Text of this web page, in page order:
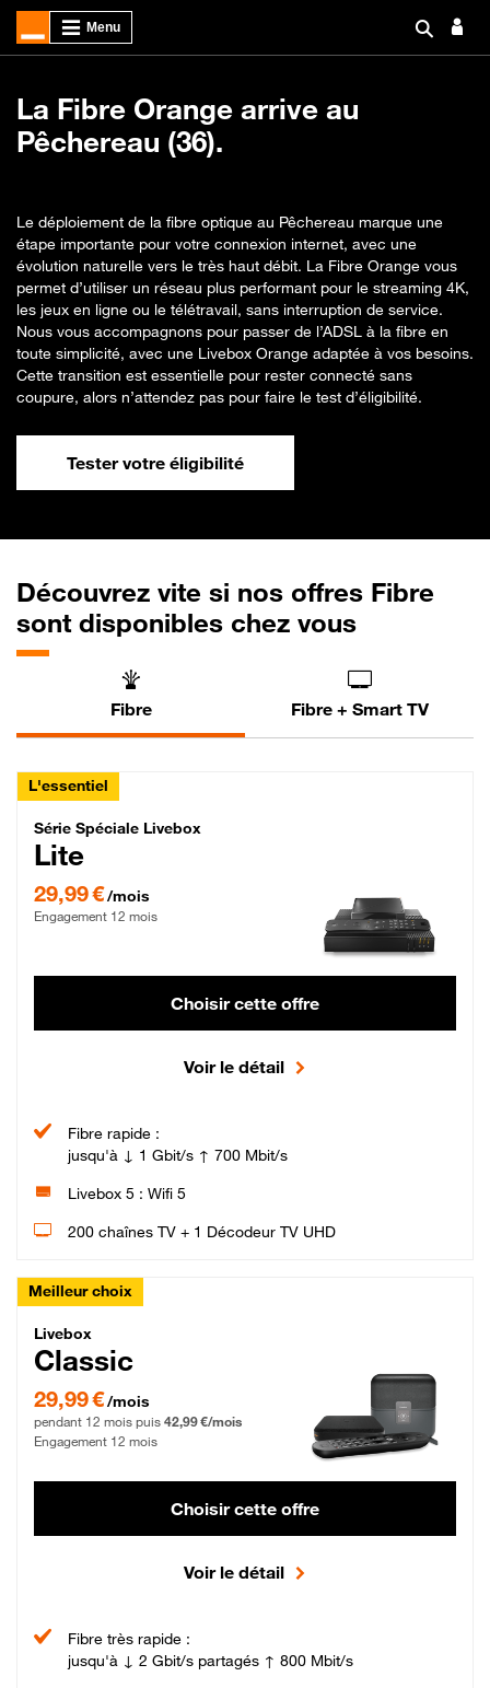
La Fibre Orange arrive au
Pêchereau (36).
Le déploiement de la fibre optique au Pêchereau marque une
étape importante pour votre connexion internet, avec une
évolution naturelle vers le très haut débit. La Fibre Orange vous
permet d’utiliser un réseau plus performant pour le streaming 4K,
les jeux en ligne ou le télétravail, sans interruption de service.
Nous vous accompagnons pour passer de l’ADSL à la fibre en
toute simplicité, avec une Livebox Orange adaptée à vos besoins.
Cette transition est essentielle pour rester connecté sans
coupure, alors n’attendez pas pour faire le test d’éligibilité.
Tester votre éligibilité
Découvrez vite si nos offres Fibre
sont disponibles chez vous
Fibre Fibre + Smart TV
L'essentiel
Série Spéciale Livebox Lite Fibre
Série Spéciale Livebox
Lite
29,99 €/mois
Engagement 12 mois
Choisir cette offre
Voir le détail
Fibre rapide :
jusqu'à ↓ 1 Gbit/s ↑ 700 Mbit/s
Livebox 5 : Wifi 5
200 chaînes TV + 1 Décodeur TV UHD
Meilleur choix
Livebox Classic Fibre
Livebox
Classic
29,99 € par mois pendant 12 mois puis 42,99 € par mois, Engagement 12 mois
29,99 €/mois
pendant 12 mois puis 42,99 €/mois
Engagement 12 mois
Choisir cette offre
Voir le détail
Fibre très rapide :
jusqu'à ↓ 2 Gbit/s partagés ↑ 800 Mbit/s